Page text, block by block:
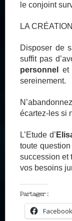
le conjoint
LA
Disposer de
suffit pas
personnel
et
sereinement.
écartez-les si
L’Etude d’
toute
succession et
vos besoins
Partager :
Facebook